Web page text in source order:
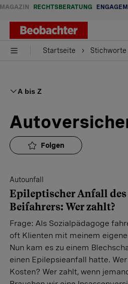
MAGAZIN RECHTSBERATUNG
Startseite Stichworte
A bis Z
Folgen
Autounfall
Epileptischer Anfall des
Beifahrers: Wer zahlt?
Frage: Als Sozialpädagoge
oft Klienten mit meinem
Nun kam es zu einem
einen Epilepsieanfall hatte.
Kosten? Wer zahlt, wenn